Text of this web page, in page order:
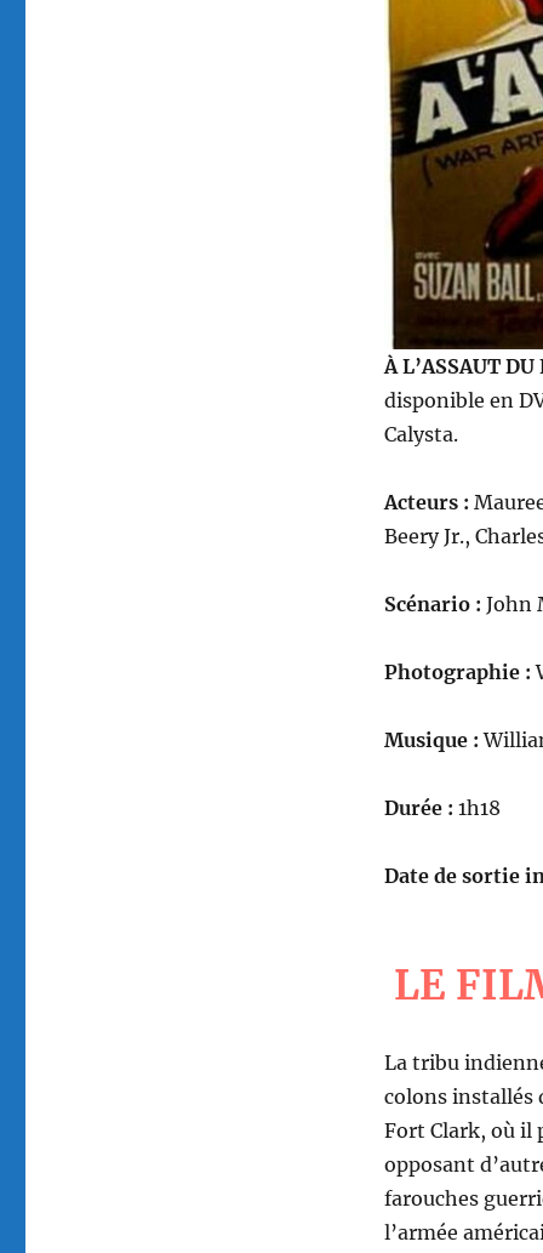
À L’ASSAUT
disponible en
Calysta.
Acteurs :
Beery Jr.,
Scénario : John
Photographie :
Musique :
Durée : 1h18
Date de sortie
LE
La tribu
colons installés
Fort Clark, où il
opposant
farouches
l’armée